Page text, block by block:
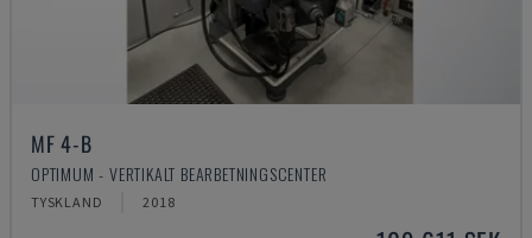
MF 4-B
OPTIMUM - VERTIKALT BEARBETNINGSCENTER
TYSKLAND 2018